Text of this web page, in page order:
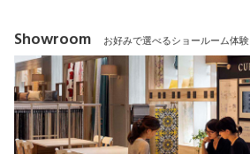
Showroom お好みで選べるショールーム体験